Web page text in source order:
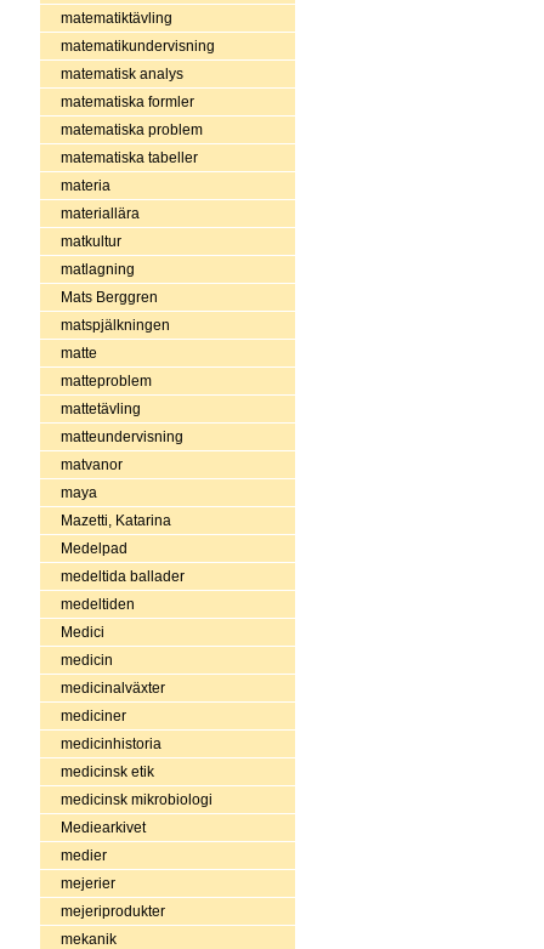
matematiktävling
matematikundervisning
matematisk analys
matematiska formler
matematiska problem
matematiska tabeller
materia
materiallära
matkultur
matlagning
Mats Berggren
matspjälkningen
matte
matteproblem
mattetävling
matteundervisning
matvanor
maya
Mazetti, Katarina
Medelpad
medeltida ballader
medeltiden
Medici
medicin
medicinalväxter
mediciner
medicinhistoria
medicinsk etik
medicinsk mikrobiologi
Mediearkivet
medier
mejerier
mejeriprodukter
mekanik